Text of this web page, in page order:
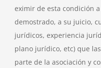
eximir de esta condición
demostrado, a su juicio,
jurídicos, experiencia
plano jurídico, etc) que
parte de la asociación y